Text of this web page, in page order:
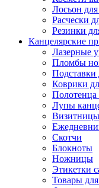
Лосьон
Расчески
Резинки
Канцелярские
Лазерные
Пломбы
Подставки
Коврики
Лупы
Визитницы
Скотчи
Блокноты
Ножницы
Этикетки
Товары